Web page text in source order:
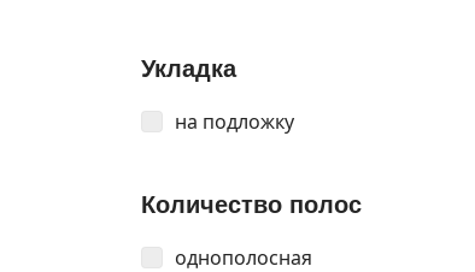
Укладка
на подложку
Количество полос
однополосная